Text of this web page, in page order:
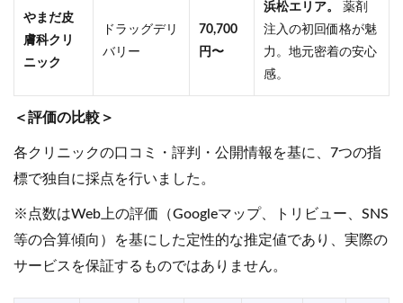
やまだ皮
膚科クリ
ニック
ドラッグデリ
バリー
70,700
円〜
浜松エリア。
薬剤
注入の初回価格が魅
力。地元密着の安心
感。
＜評価の比較＞
各クリニックの口コミ・評判・公開情報を基に、7つの指
標で独自に採点を行いました。
※点数はWeb上の評価（Googleマップ、トリビュー、SNS
等の合算傾向）を基にした定性的な推定値であり、実際の
サービスを保証するものではありません。